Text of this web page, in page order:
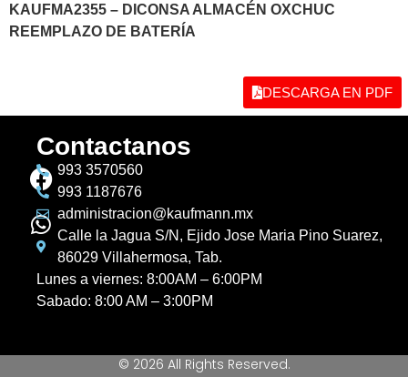
KAUFMA2355 – DICONSA ALMACÉN OXCHUC
REEMPLAZO DE BATERÍA
DESCARGA EN PDF
Contactanos
993 3570560
993 1187676
administracion@kaufmann.mx
Calle la Jagua S/N, Ejido Jose Maria Pino Suarez,
86029 Villahermosa, Tab.
Lunes a viernes: 8:00AM – 6:00PM
Sabado: 8:00 AM – 3:00PM
© 2026 All Rights Reserved.